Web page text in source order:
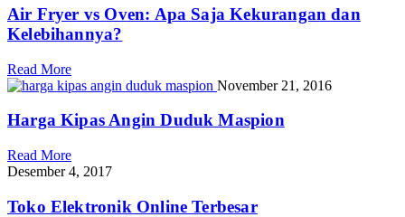
Air Fryer vs Oven: Apa Saja Kekurangan dan
Kelebihannya?
Read More
November 21, 2016
Harga Kipas Angin Duduk Maspion
Read More
Desember 4, 2017
Toko Elektronik Online Terbesar